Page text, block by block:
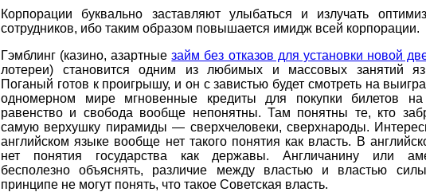
Корпорации буквально заставляют улыбаться и излучать
сотрудников, ибо таким образом повышается имидж всей корпорации.
Гэмблинг (казино, азартныезайм без отказов для установки новой
лотереи) становится одним из любимых и массовых занятий
Поганый готов к проигрышу, и он с завистью будет смотреть на
одномерном мире мгновенные кредиты для покупки билетов на
равенство и свобода вообще непонятны. Там понятны те, кто
самую верхушку пирамиды — сверхчеловеки, сверхнароды.
английском языке вообще нет такого понятия как власть. В
нет понятия государства как державы. Англичанину или
бесполезно объяснять, различие между властью и властью
принципе не могут понять, что такое Советская власть.